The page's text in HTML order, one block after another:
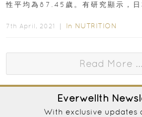
性平均為87.45歲。有研究顯示，日
7th April, 2021 ｜ In NUTRITION
Read More ...
Everwellth
With exclusive updates